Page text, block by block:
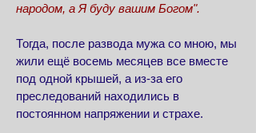
народом, а Я буду вашим Богом".
Тогда, после развода мужа со мною, мы
жили ещё восемь месяцев все вместе
под одной крышей, а из-за его
преследований находились в
постоянном напряжении и страхе.